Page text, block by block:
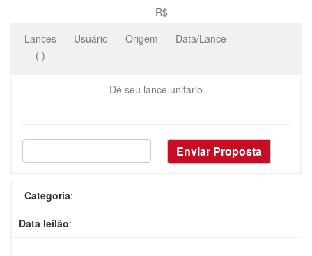
R$
Lances
( )
Usuário Origem Data/Lance
Dê seu lance unitário
Categoria:
Data leilão: